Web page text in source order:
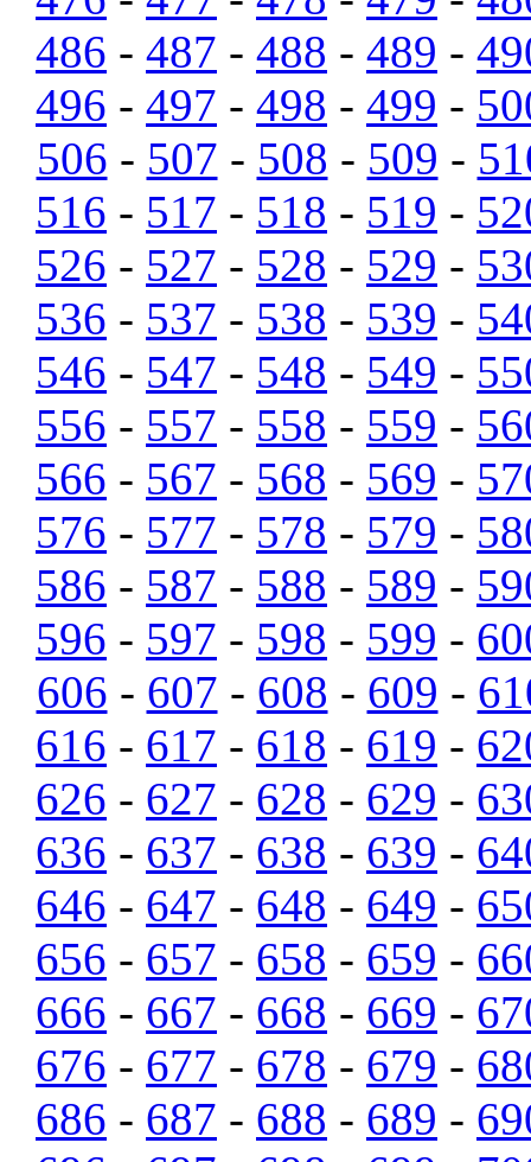
486 - 487 - 488 - 489 -
496 - 497 - 498 - 499 -
506 - 507 - 508 - 509 -
516 - 517 - 518 - 519 -
526 - 527 - 528 - 529 -
536 - 537 - 538 - 539 -
546 - 547 - 548 - 549 -
556 - 557 - 558 - 559 -
566 - 567 - 568 - 569 -
576 - 577 - 578 - 579 -
586 - 587 - 588 - 589 -
596 - 597 - 598 - 599 -
606 - 607 - 608 - 609 -
616 - 617 - 618 - 619 -
626 - 627 - 628 - 629 -
636 - 637 - 638 - 639 -
646 - 647 - 648 - 649 -
656 - 657 - 658 - 659 -
666 - 667 - 668 - 669 -
676 - 677 - 678 - 679 -
686 - 687 - 688 - 689 -